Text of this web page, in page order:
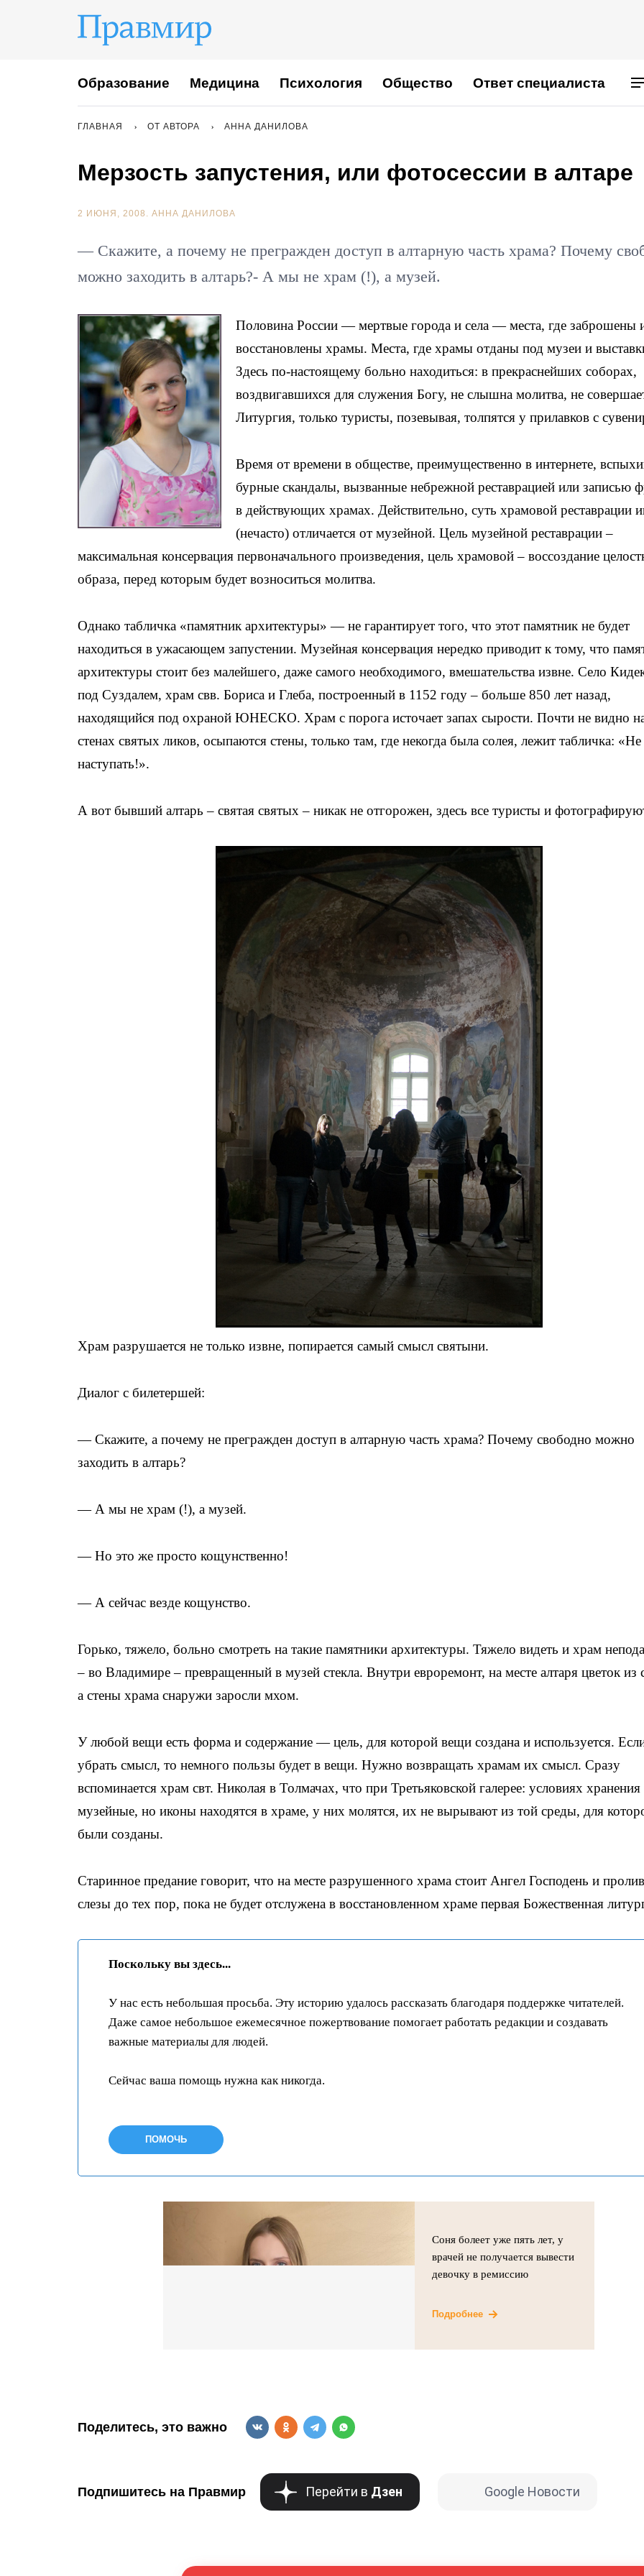
Образование Медицина Психология Общество Ответ специалиста
ГЛАВНАЯ ОТ АВТОРА АННА ДАНИЛОВА
Мерзость запустения, или фотосессии в алтаре
2 ИЮНЯ, 2008. АННА ДАНИЛОВА
— Скажите, а почему не прегражден доступ в алтарную часть храма? Почему
можно заходить в алтарь?- А мы не храм (!), а музей.
Половина России — мертвые города и села — места, где заброшены
восстановлены храмы. Места, где храмы отданы под музеи и
Здесь по-настоящему больно находиться: в прекраснейших соборах,
воздвигавшихся для служения Богу, не слышна молитва, не
Литургия, только туристы, позевывая, толпятся у прилавков с
Время от времени в обществе, преимущественно в интернете,
бурные скандалы, вызванные небрежной реставрацией или записью
в действующих храмах. Действительно, суть храмовой реставрации
(нечасто) отличается от музейной. Цель музейной реставрации –
максимальная консервация первоначального произведения, цель храмовой – воссоздание
образа, перед которым будет возноситься молитва.
Однако табличка «памятник архитектуры» — не гарантирует того, что этот памятник не будет
находиться в ужасающем запустении. Музейная консервация нередко приводит к тому, что
архитектуры стоит без малейшего, даже самого необходимого, вмешательства извне. Село
под Суздалем, храм свв. Бориса и Глеба, построенный в 1152 году – больше 850 лет назад,
находящийся под охраной ЮНЕСКО. Храм с порога источает запах сырости. Почти не видно
стенах святых ликов, осыпаются стены, только там, где некогда была солея, лежит табличка: «Не
наступать!».
А вот бывший алтарь – святая святых – никак не отгорожен, здесь все туристы и
Храм разрушается не только извне, попирается самый смысл святыни.
Диалог с билетершей:
— Скажите, а почему не прегражден доступ в алтарную часть храма? Почему свободно можно
заходить в алтарь?
— А мы не храм (!), а музей.
— Но это же просто кощунственно!
— А сейчас везде кощунство.
Горько, тяжело, больно смотреть на такие памятники архитектуры. Тяжело видеть и храм
– во Владимире – превращенный в музей стекла. Внутри евроремонт, на месте алтаря цветок из
а стены храма снаружи заросли мхом.
У любой вещи есть форма и содержание — цель, для которой вещи создана и используется.
убрать смысл, то немного пользы будет в вещи. Нужно возвращать храмам их смысл. Сразу
вспоминается храм свт. Николая в Толмачах, что при Третьяковской галерее: условиях
музейные, но иконы находятся в храме, у них молятся, их не вырывают из той среды, для
были созданы.
Старинное предание говорит, что на месте разрушенного храма стоит Ангел Господень и
слезы до тех пор, пока не будет отслужена в восстановленном храме первая Божественная
Поскольку вы здесь...
У нас есть небольшая просьба. Эту историю удалось рассказать благодаря поддержке читателей.
Даже самое небольшое ежемесячное пожертвование помогает работать редакции и создавать
важные материалы для людей.
Сейчас ваша помощь нужна как никогда.
ПОМОЧЬ
Соня болеет уже пять лет, у
врачей не получается вывести
девочку в ремиссию
Подробнее
Поделитесь, это важно
Подпишитесь на Правмир Перейти в Дзен Google Новости